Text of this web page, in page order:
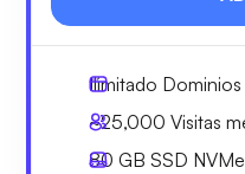
Ilimitado Dominios
~25,000 Visitas
80 GB SSD NVMe